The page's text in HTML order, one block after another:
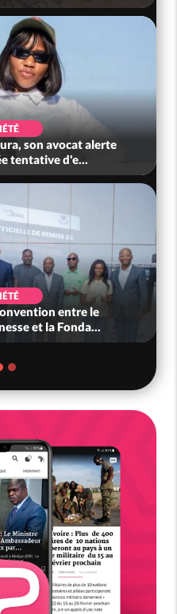
son avocat alerte
tentative d'e...
entre le
et la Fonda...